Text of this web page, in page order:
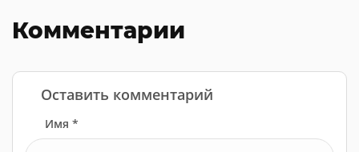
Комментарии
Оставить комментарий
Имя *